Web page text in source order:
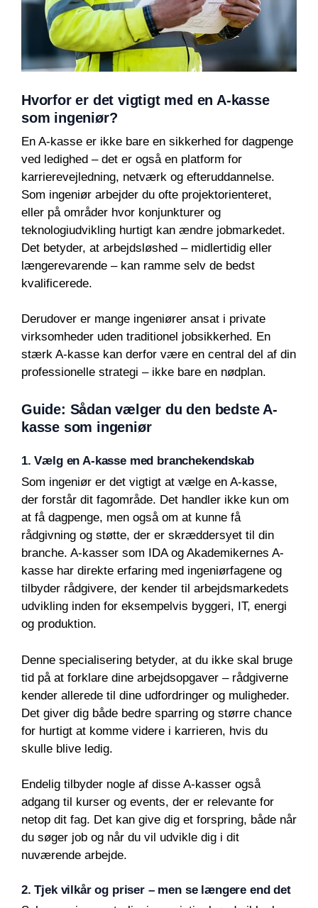
Hvorfor er det vigtigt med en A-kasse
som ingeniør?
En A-kasse er ikke bare en sikkerhed for dagpenge
ved ledighed – det er også en platform for
karrierevejledning, netværk og efteruddannelse.
Som ingeniør arbejder du ofte projektorienteret,
eller på områder hvor konjunkturer og
teknologiudvikling hurtigt kan ændre jobmarkedet.
Det betyder, at arbejdsløshed – midlertidig eller
længerevarende – kan ramme selv de bedst
kvalificerede.
Derudover er mange ingeniører ansat i private
virksomheder uden traditionel jobsikkerhed. En
stærk A-kasse kan derfor være en central del af din
professionelle strategi – ikke bare en nødplan.
Guide: Sådan vælger du den bedste A-
kasse som ingeniør
1. Vælg en A-kasse med branchekendskab
Som ingeniør er det vigtigt at vælge en A-kasse,
der forstår dit fagområde. Det handler ikke kun om
at få dagpenge, men også om at kunne få
rådgivning og støtte, der er skræddersyet til din
branche. A-kasser som IDA og Akademikernes A-
kasse har direkte erfaring med ingeniørfagene og
tilbyder rådgivere, der kender til arbejdsmarkedets
udvikling inden for eksempelvis byggeri, IT, energi
og produktion.
Denne specialisering betyder, at du ikke skal bruge
tid på at forklare dine arbejdsopgaver – rådgiverne
kender allerede til dine udfordringer og muligheder.
Det giver dig både bedre sparring og større chance
for hurtigt at komme videre i karrieren, hvis du
skulle blive ledig.
Endelig tilbyder nogle af disse A-kasser også
adgang til kurser og events, der er relevante for
netop dit fag. Det kan give dig et forspring, både når
du søger job og når du vil udvikle dig i dit
nuværende arbejde.
2. Tjek vilkår og priser – men se længere end det